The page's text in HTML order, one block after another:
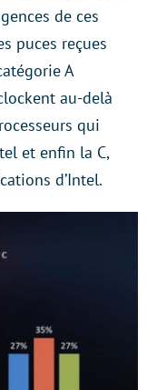
de ces
puces reçues
A
au-delà
qui
et enfin la C,
d’Intel.